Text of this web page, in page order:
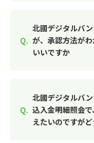
北國デジタルバ
が、承認方法が
いいですか
北國デジタルバ
込入金明細照会
えたいのですが